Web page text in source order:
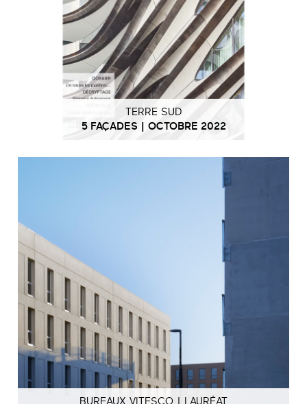
TERRE SUD
5 FAÇADES | OCTOBRE 2022